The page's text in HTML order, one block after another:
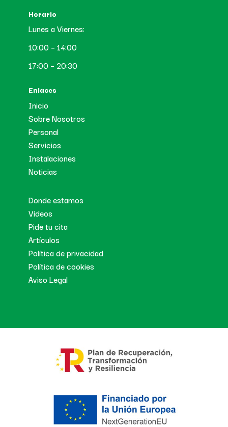
Horario
Lunes a Viernes:
10:00 – 14:00
17:00 – 20:30
Enlaces
Inicio
Sobre Nosotros
Personal
Servicios
Instalaciones
Noticias
Donde estamos
Vídeos
Pide tu cita
Artículos
Política de privacidad
Política de cookies
Aviso Legal